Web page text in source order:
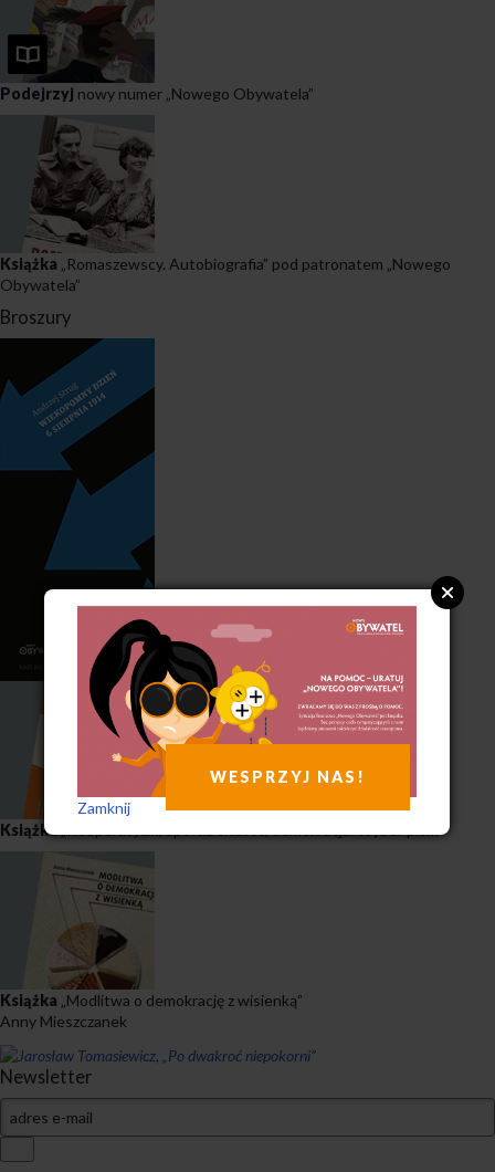
Podejrzyj nowy numer „Nowego Obywatela”
Książka „Romaszewscy. Autobiografia” pod patronatem „Nowego
Obywatela”
Broszury
Książka „Kooperatyzm, spółdzielczość, demokracja. Wybór pism”
Książka „Modlitwa o demokrację z wisienką”
Anny Mieszczanek
Newsletter
WESPRZYJ NAS!
Zamknij